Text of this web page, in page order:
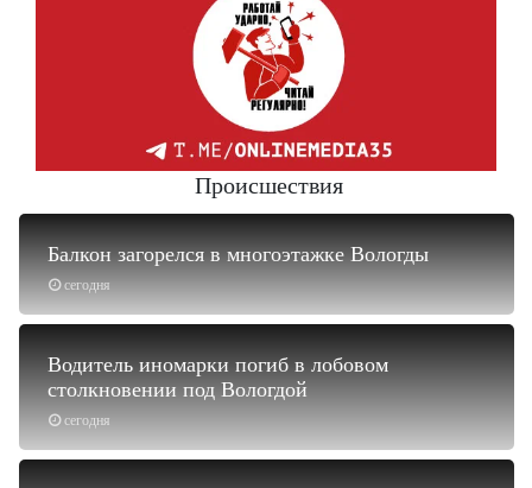
Происшествия
сегодня
Балкон загорелся в многоэтажке Вологды
сегодня
Водитель иномарки погиб в лобовом
столкновении под Вологдой